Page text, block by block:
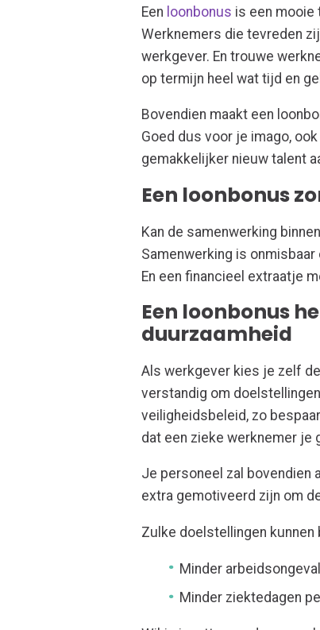
Een loonbonus is een mooie
Werknemers die tevreden
werkgever. En trouwe
op termijn heel wat tijd en
Bovendien maakt een
Goed dus voor je imago,
gemakkelijker nieuw talent
Een loonbonus
Kan de samenwerking
Samenwerking is
En een financieel extraatje
Een loonbonus
duurzaamheid
Als werkgever kies je zelf
verstandig om
veiligheidsbeleid, zo
dat een zieke werknemer je
Je personeel zal bovendien
extra gemotiveerd zijn om
Zulke doelstellingen kunnen
Minder
Minder ziektedagen